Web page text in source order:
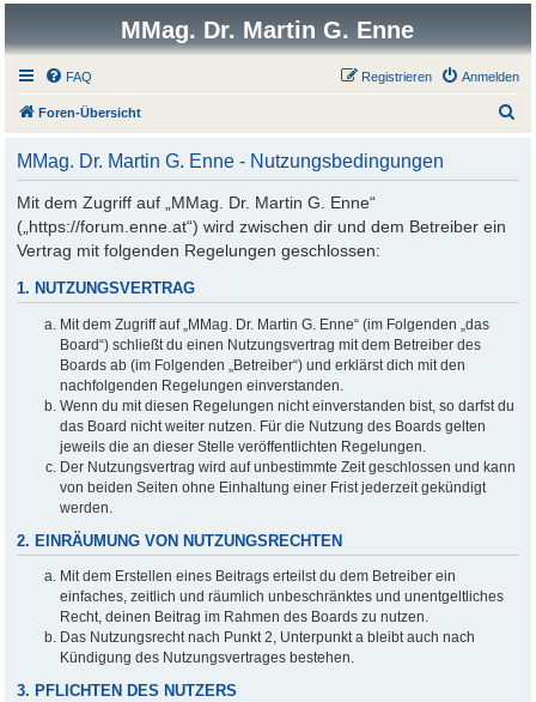
MMag. Dr. Martin G. Enne
FAQ Anmelden
Registrieren
Foren-Übersicht
MMag. Dr. Martin G. Enne - Nutzungsbedingungen
Mit dem Zugriff auf „MMag. Dr. Martin G. Enne“
(„https://forum.enne.at“) wird zwischen dir und dem Betreiber ein
Vertrag mit folgenden Regelungen geschlossen:
1. NUTZUNGSVERTRAG
Mit dem Zugriff auf „MMag. Dr. Martin G. Enne“ (im Folgenden „das
Board“) schließt du einen Nutzungsvertrag mit dem Betreiber des
Boards ab (im Folgenden „Betreiber“) und erklärst dich mit den
nachfolgenden Regelungen einverstanden.
Wenn du mit diesen Regelungen nicht einverstanden bist, so darfst du
das Board nicht weiter nutzen. Für die Nutzung des Boards gelten
jeweils die an dieser Stelle veröffentlichten Regelungen.
Der Nutzungsvertrag wird auf unbestimmte Zeit geschlossen und kann
von beiden Seiten ohne Einhaltung einer Frist jederzeit gekündigt
werden.
2. EINRÄUMUNG VON NUTZUNGSRECHTEN
Mit dem Erstellen eines Beitrags erteilst du dem Betreiber ein
einfaches, zeitlich und räumlich unbeschränktes und unentgeltliches
Recht, deinen Beitrag im Rahmen des Boards zu nutzen.
Das Nutzungsrecht nach Punkt 2, Unterpunkt a bleibt auch nach
Kündigung des Nutzungsvertrages bestehen.
3. PFLICHTEN DES NUTZERS